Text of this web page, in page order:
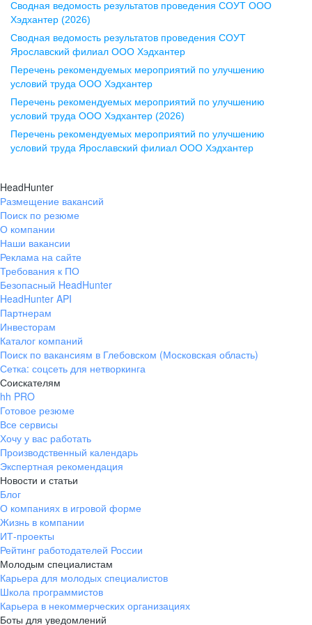
ул. Комиссаржевской, д. 10,
офис 1212
+7 473 280-05-05
pr@vrn.hh.ru
ул. Спартаковская, д. 2А, этаж 3,
помещение 15
+7 843 212-12-50
Екатеринбург
ул. Боевых Дружин, стр. 20,
+7 343 226-79-99
pr@ural.hh.ru
ул. Янковского, д. 169, 7 этаж,
706 каб.
+7 861 205-55-57
pr@krd.hh.ru
Владивосток
пер. Ланинский д. 4, офис 3.4
+7 423 202-33-28
pr@dv.hh.ru
Новосибирск
ул. Большевистская, д. 35,
помещение 21
+7 383 207-94-64
pr@nsk.hh.ru
Минск
Сводная ведомость результатов проведения СОУТ ООО
Хэдхантер (2026)
Сводная ведомость результатов проведения СОУТ
Ярославский филиал ООО Хэдхантер
Перечень рекомендуемых мероприятий по улучшению
условий труда ООО Хэдхантер
Перечень рекомендуемых мероприятий по улучшению
условий труда ООО Хэдхантер (2026)
Перечень рекомендуемых мероприятий по улучшению
условий труда Ярославский филиал ООО Хэдхантер
HeadHunter
Размещение вакансий
Поиск по резюме
О компании
Наши вакансии
Реклама на сайте
Требования к ПО
Безопасный HeadHunter
HeadHunter API
Партнерам
Инвесторам
Каталог компаний
Поиск по вакансиям в Глебовском (Московская область)
Сетка: соцсеть для нетворкинга
Соискателям
hh PRO
Готовое резюме
Все сервисы
Хочу у вас работать
Производственный календарь
Экспертная рекомендация
Новости и статьи
Блог
О компаниях в игровой форме
Жизнь в компании
ИТ-проекты
Рейтинг работодателей России
Молодым специалистам
Карьера для молодых специалистов
Школа программистов
Карьера в некоммерческих организациях
Боты для уведомлений